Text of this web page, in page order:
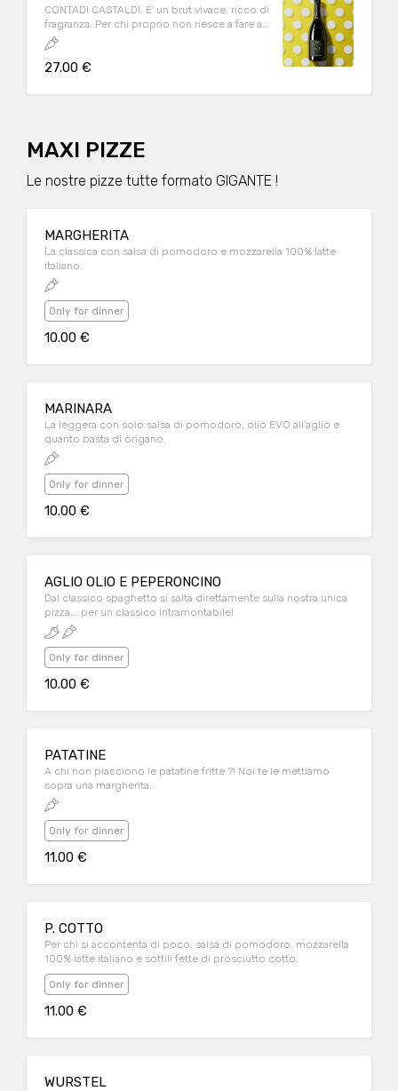
CONTADI CASTALDI. E' un brut vivace, ricco di
fragranza. Per chi proprio non riesce a fare a
meno delle bollicine buone. 750ml 12,5°
27.00 €
MAXI PIZZE
Le nostre pizze tutte formato GIGANTE !
MARGHERITA
La classica con salsa di pomodoro e mozzarella 100% latte
italiano.
Only for dinner
10.00 €
MARINARA
La leggera con solo salsa di pomodoro, olio EVO all'aglio e
quanto basta di origano.
Only for dinner
10.00 €
AGLIO OLIO E PEPERONCINO
Dal classico spaghetto si salta direttamente sulla nostra unica
pizza... per un classico intramontabile!
Only for dinner
10.00 €
PATATINE
A chi non piacciono le patatine fritte ?! Noi te le mettiamo
sopra una margherita.
Only for dinner
11.00 €
P. COTTO
Per chi si accontenta di poco, salsa di pomodoro, mozzarella
100% latte italiano e sottili fette di prosciutto cotto.
Only for dinner
11.00 €
WURSTEL